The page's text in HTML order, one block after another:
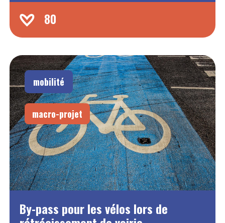
80
mobilité
macro-projet
By-pass pour les vélos lors de